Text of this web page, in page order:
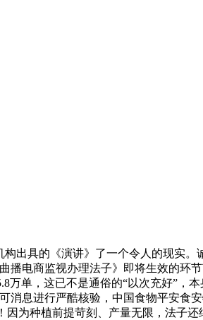
具的《演讲》了一个令人的现实。
电商监视办理法子》即将生效的环
单，这已不是通俗的“以次充好”，
息进行严酷核验，中国食物平安食
为种植前提苛刻、产量无限，法子